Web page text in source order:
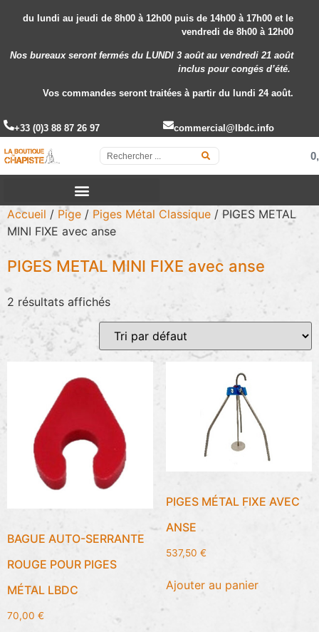
du lundi au jeudi de 8h00 à 12h00 puis de 14h00 à 17h00 et le
vendredi de 8h00 à 12h00
Nos bureaux seront fermés du LUNDI 3 août au vendredi 21 août
incluspour congés d’été.
Vos commandes seront traitées à partir du lundi 24 août.
+33 (0)3 88 87 26 97 commercial@lbdc.info
Accueil / Pige / Piges Métal Classique / PIGES METAL
MINI FIXE avec anse
PIGES METAL MINI FIXE avec anse
2 résultats affichés
BAGUE AUTO-SERRANTE
ROUGE POUR PIGES
MÉTAL LBDC
70,00 €
PIGES MÉTAL FIXE AVEC
ANSE
537,50 €
Ajouter au panier